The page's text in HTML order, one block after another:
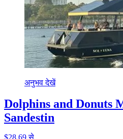
अनुभव देखें
Dolphins and Donuts
Sandestin